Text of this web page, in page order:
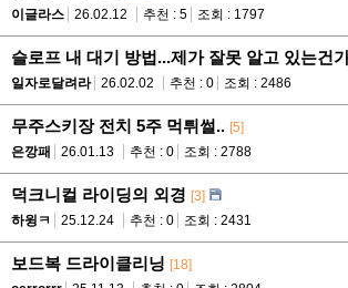
이글라스
26.02.12 추천 : 5 조회 : 1797
슬로프 내 대기 방법...제가 잘못 알고 있는건
일자로달려라
26.02.02 추천 : 0 조회 : 2486
무주스키장 전치 5주 먹튀썰.. [5]
은깡패
26.01.13 추천 : 0 조회 : 2788
덕크니컬 라이딩의 외경 [3]
하윙ㅋ
25.12.24 추천 : 0 조회 : 2431
보드복 드라이클리닝 [18]